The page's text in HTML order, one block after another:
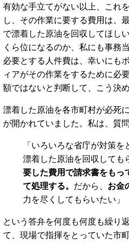
有効な手立てがない以上、これ
し、その作業に要する費用は、
で漂着した原油を回収してほし
くら位になるのか、私にも事務
必要とする人件費は、幸いにも
ィアがその作業をするために必
額ではないと判断して、こう決
漂着した原油を各市町村が必死
が開かれていました。私は、質
「いろいろな省庁が対策
漂着した原油を回収しても
要した費用で請求書をもっ
て処理する。 だから、 お金
力を尽くしてもらいたい」
という答弁を何度も何度も繰り
て、現場で指揮をとっていた市